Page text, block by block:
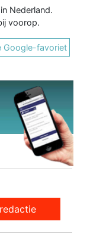
Nederland.
voorop.
Google-favoriet